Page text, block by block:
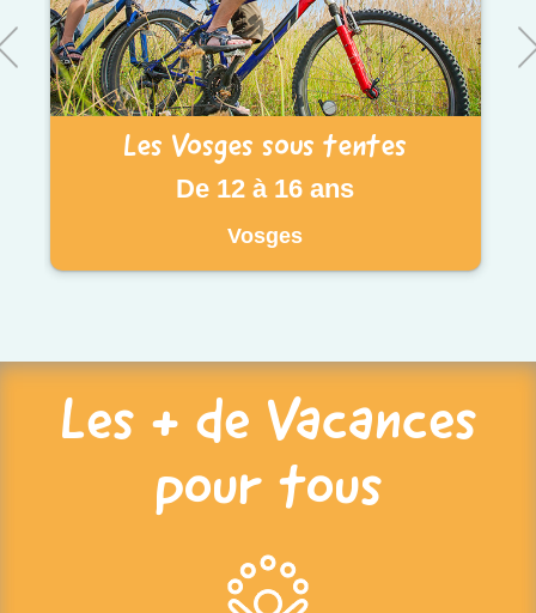
Les Vosges sous tentes
De 12 à 16 ans
Vosges
Les + de Vacances
pour tous